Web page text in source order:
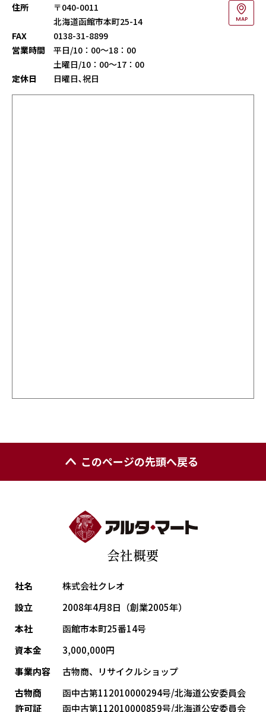
住所
〒040-0011
北海道函館市本町25-14
MAP
FAX
0138-31-8899
営業時間
平日/10：00～18：00
土曜日/10：00～17：00
定休日
日曜日､祝日
このページの先頭へ戻る
会社概要
社名
株式会社クレオ
設立
2008年4月8日（創業2005年）
本社
函館市本町25番14号
資本金
3,000,000円
事業内容
古物商、リサイクルショップ
古物商
許可証
函中古第112010000294号/北海道公安委員会
函中古第112010000859号/北海道公安委員会